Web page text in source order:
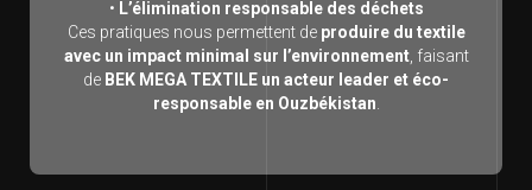
• L’élimination responsable des déchets
Ces pratiques nous permettent de produire du textile
avec un impact minimal sur l’environnement, faisant
de BEK MEGA TEXTILE un acteur leader et éco-
responsable en Ouzbékistan.